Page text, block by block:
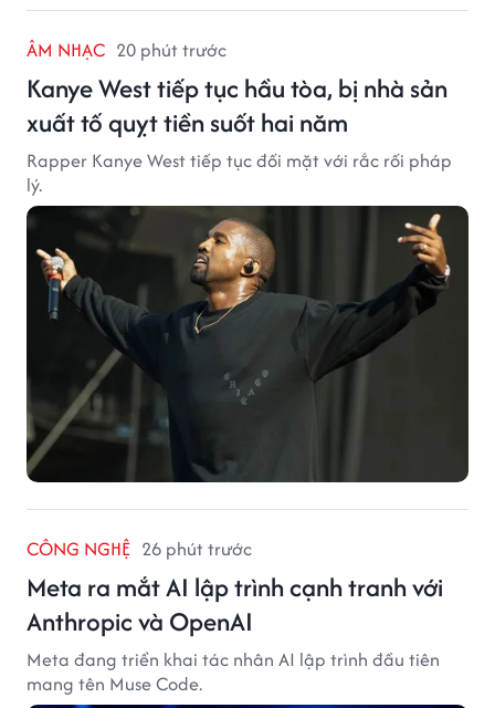
ÂM NHẠC 20 phút trước
Kanye West tiếp tục hầu tòa, bị nhà sản
xuất tố quỵt tiền suốt hai năm
Rapper Kanye West tiếp tục đối mặt với rắc rối pháp
lý.
CÔNG NGHỆ 26 phút trước
Meta ra mắt AI lập trình cạnh tranh với
Anthropic và OpenAI
Meta đang triển khai tác nhân AI lập trình đầu tiên
mang tên Muse Code.